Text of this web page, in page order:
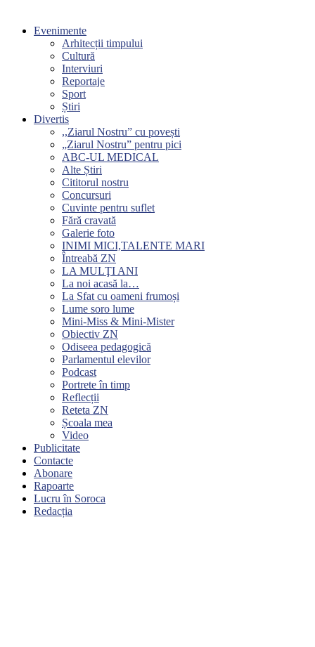
Evenimente
Arhitecții timpului
Cultură
Interviuri
Reportaje
Sport
Știri
Divertis
,,Ziarul Nostru” cu povești
„Ziarul Nostru” pentru pici
ABC-UL MEDICAL
Alte Știri
Cititorul nostru
Concursuri
Cuvinte pentru suflet
Fără cravată
Galerie foto
INIMI MICI,TALENTE MARI
Întreabă ZN
LA MULŢI ANI
La noi acasă la…
La Sfat cu oameni frumoși
Lume soro lume
Mini-Miss & Mini-Mister
Obiectiv ZN
Odiseea pedagogică
Parlamentul elevilor
Podcast
Portrete în timp
Reflecții
Reteta ZN
Școala mea
Video
Publicitate
Contacte
Abonare
Rapoarte
Lucru în Soroca
Redacția